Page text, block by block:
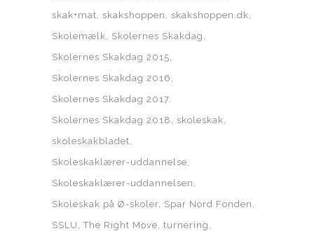
skak+mat
skakshoppen
skakshoppen.dk
Skolemælk
Skolernes Skakdag
Skolernes Skakdag 2015
Skolernes Skakdag 2016
Skolernes Skakdag 2017
Skolernes Skakdag 2018
skoleskak
skoleskakbladet
Skoleskaklærer-uddannelse
Skoleskaklærer-uddannelsen
Skoleskak på Ø-skoler Spar Nord Fonden
SSLU
The Right Move turnering